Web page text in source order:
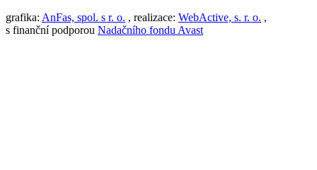
grafika: AnFas, spol. s r. o. , realizace: WebActive, s. r. o. ,
s finanční podporou Nadačního fondu Avast